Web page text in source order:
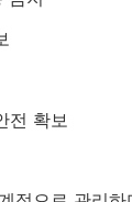
전 확보